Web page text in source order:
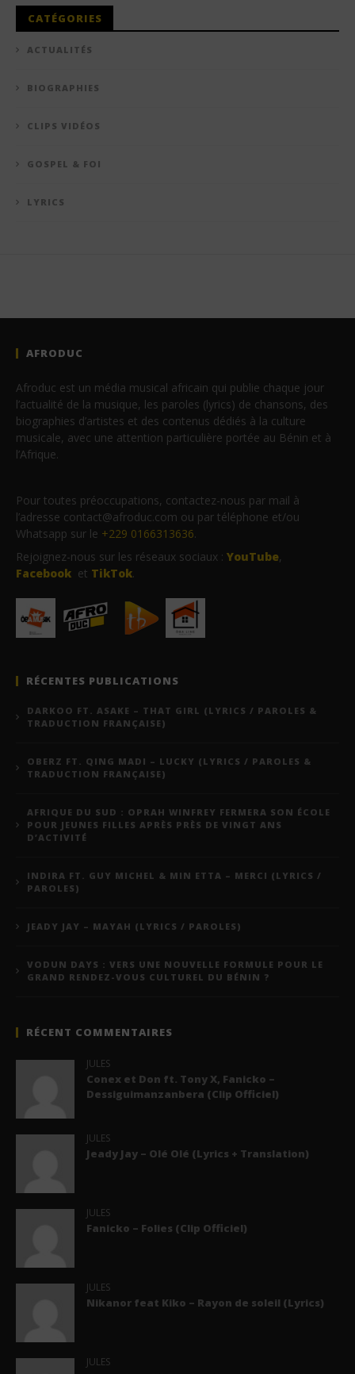
CATÉGORIES
ACTUALITÉS
BIOGRAPHIES
CLIPS VIDÉOS
GOSPEL & FOI
LYRICS
AFRODUC
Afroduc est un média musical africain qui publie chaque jour
l’actualité de la musique, les paroles (lyrics) de chansons, des
biographies d’artistes et des contenus dédiés à la culture
musicale, avec une attention particulière portée au Bénin et à
l’Afrique.
Pour toutes préoccupations, contactez-nous par mail à
l’adresse contact@afroduc.com ou par téléphone et/ou
Whatsapp sur le +229 0166313636.
Rejoignez-nous sur les réseaux sociaux : YouTube,
Facebook et TikTok.
RÉCENTES PUBLICATIONS
DARKOO FT. ASAKE – THAT GIRL (LYRICS / PAROLES &
TRADUCTION FRANÇAISE)
OBERZ FT. QING MADI – LUCKY (LYRICS / PAROLES &
TRADUCTION FRANÇAISE)
AFRIQUE DU SUD : OPRAH WINFREY FERMERA SON ÉCOLE
POUR JEUNES FILLES APRÈS PRÈS DE VINGT ANS
D’ACTIVITÉ
INDIRA FT. GUY MICHEL & MIN ETTA – MERCI (LYRICS /
PAROLES)
JEADY JAY – MAYAH (LYRICS / PAROLES)
VODUN DAYS : VERS UNE NOUVELLE FORMULE POUR LE
GRAND RENDEZ-VOUS CULTUREL DU BÉNIN ?
RÉCENT COMMENTAIRES
JULES
Conex et Don ft. Tony X, Fanicko –
Dessiguimanzanbera (Clip Officiel)
JULES
Jeady Jay – Olé Olé (Lyrics + Translation)
JULES
Fanicko – Folies (Clip Officiel)
JULES
Nikanor feat Kiko – Rayon de soleil (Lyrics)
JULES